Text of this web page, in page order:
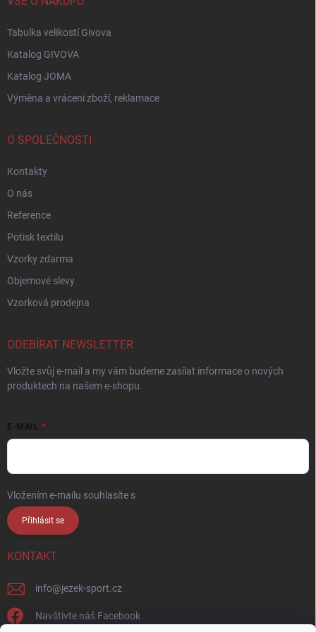
Tabulka velikostí Givova
Katalog GIVOVA
Katalog JOMA
Výměna a vrácení zboží, reklamace
O SPOLEČNOSTI
Kontakty
O nás
Reference
Potisk textilu
Vzorky zdarma
Objemové slevy
Vzorková prodejna
ODEBÍRAT NEWSLETTER
Vložte svůj e-mail a my vám budeme zasílat informace o nových
produktech na našem e-shopu.
E-MAIL
Vložením e-mailu souhlasíte s
Přihlásit se
KONTAKT
info@jezek-sport.cz
Navštivte náš Facebook